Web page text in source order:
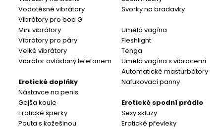
Vodotěsné vibrátory
Vibrátory pro bod G
Mini vibrátory
Vibrátory pro páry
Velké vibrátory
Vibrátor ovládaný telefonem
Erotické doplňky
Nástavce na penis
Gejša koule
Erotické šperky
Pouta s kožešinou
Svorky na bradavky
Umělá vagína
Fleshlight
Tenga
Umělá vagína s vibracemi
Automatické masturbátory
Nafukovací panny
Erotické spodní prádlo
Sexy skluzy
Erotické převleky